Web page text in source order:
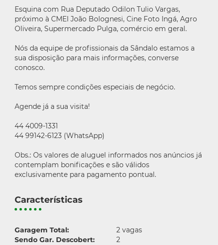
Esquina com Rua Deputado Odilon Tulio Vargas,
próximo à CMEI João Bolognesi, Cine Foto Ingá, Agro
Oliveira, Supermercado Pulga, comércio em geral.
Nós da equipe de profissionais da Sândalo estamos a
sua disposição para mais informações, converse
conosco.
Temos sempre condições especiais de negócio.
Agende já a sua visita!
44 4009-1331
44 99142-6123 (WhatsApp)
Obs.: Os valores de aluguel informados nos anúncios já
contemplam bonificações e são válidos
exclusivamente para pagamento pontual.
Características
Garagem Total:
2 vagas
Sendo Gar. Descobert:
2